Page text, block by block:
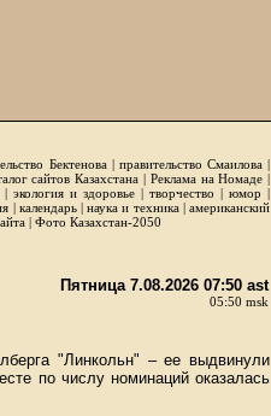
Бектенова| правительство Смаилова|
сайтов Казахстана | Реклама на Номаде |
| экология и здоровье | творчество | юмор |
| календарь|наука и техника|американский
| Фото Казахстан-2050
Пятница 7.08.2026 07:50 ast
05:50 msk
"Линкольн" – ее выдвинули
по числу номинаций оказалась